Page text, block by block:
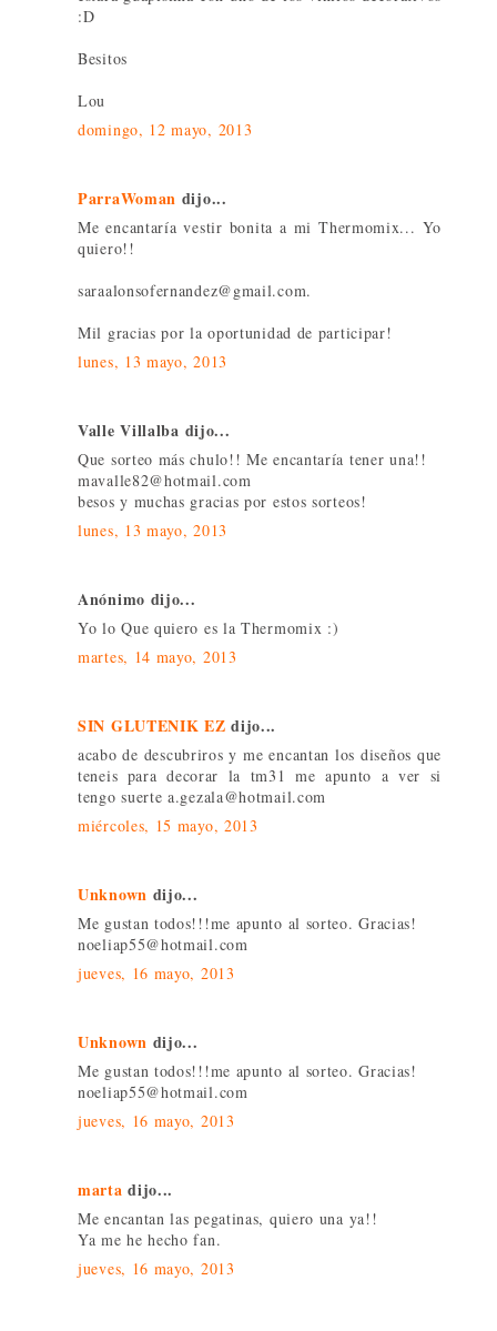
:D
Besitos
Lou
domingo, 12 mayo, 2013
ParraWoman dijo...
Me encantaría vestir bonita a mi Thermomix... Yo
quiero!!
saraalonsofernandez@gmail.com.
Mil gracias por la oportunidad de participar!
lunes, 13 mayo, 2013
Valle Villalba dijo...
Que sorteo más chulo!! Me encantaría tener una!!
mavalle82@hotmail.com
besos y muchas gracias por estos sorteos!
lunes, 13 mayo, 2013
Anónimo dijo...
Yo lo Que quiero es la Thermomix :)
martes, 14 mayo, 2013
SIN GLUTENIK EZ dijo...
acabo de descubriros y me encantan los diseños que
teneis para decorar la tm31 me apunto a ver si
tengo suerte a.gezala@hotmail.com
miércoles, 15 mayo, 2013
Unknown dijo...
Me gustan todos!!!me apunto al sorteo. Gracias!
noeliap55@hotmail.com
jueves, 16 mayo, 2013
Unknown dijo...
Me gustan todos!!!me apunto al sorteo. Gracias!
noeliap55@hotmail.com
jueves, 16 mayo, 2013
marta dijo...
Me encantan las pegatinas, quiero una ya!!
Ya me he hecho fan.
jueves, 16 mayo, 2013